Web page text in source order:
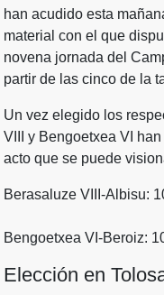
han acudido esta
material con el que
novena jornada del
partir de las cinco de la
Un vez elegido los
VIII y Bengoetxea VI
acto que se puede
Berasaluze VIII-Albisu:
Bengoetxea VI-Beroiz:
Elección en